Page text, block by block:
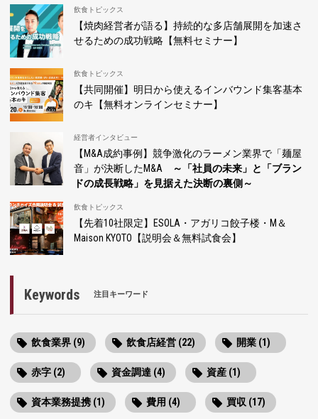
飲食トピックス
【焼肉経営者が語る】持続的な多店舗展開を加速さ
せるための成功戦略【無料セミナー】
飲食トピックス
【共同開催】明日から使えるインバウンド集客基本
のキ【無料オンラインセミナー】
経営者インタビュー
【M&A成約事例】競争激化のラーメン業界で「麺屋
音」が決断したM&A
～「社員の未来」と「ブラン
ドの成長戦略」を見据えた決断の裏側～
飲食トピックス
【先着10社限定】ESOLA・アガリコ餃子楼・M＆
Maison KYOTO【説明会＆無料試食会】
Keywords 注目キーワード
飲食業界 (9) 飲食店経営 (22) 開業 (1)
赤字 (2) 資金調達 (4) 資産 (1)
資本業務提携 (1) 費用 (4) 買収 (17)